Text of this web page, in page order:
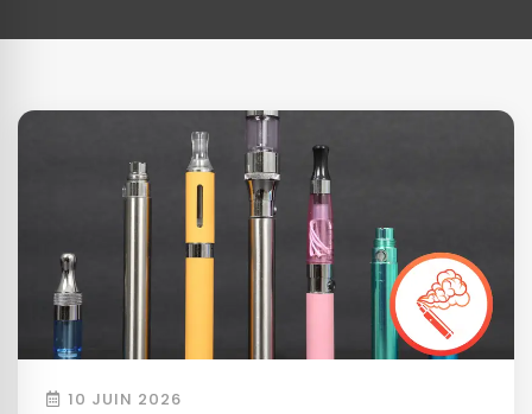
10 JUIN 2026